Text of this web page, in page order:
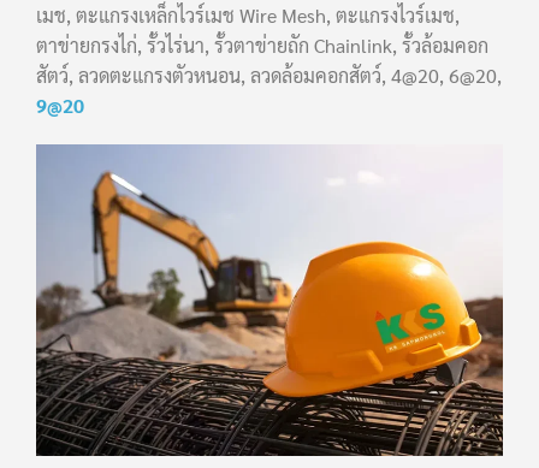
เมช, ตะแกรงเหล็กไวร์เมช Wire Mesh, ตะแกรงไวร์เมช,
ตาข่ายกรงไก่, รั้วไร่นา, รั้วตาข่ายถัก Chainlink, รั้วล้อมคอก
สัตว์, ลวดตะแกรงตัวหนอน, ลวดล้อมคอกสัตว์, 4@20, 6@20,
9@20